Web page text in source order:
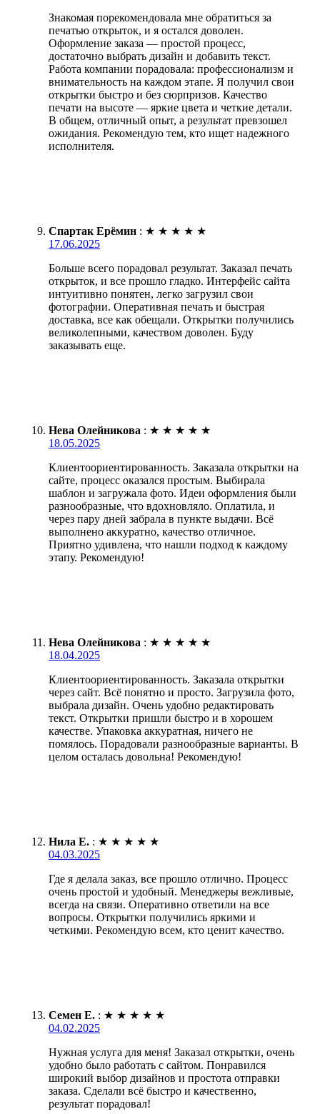
Знакомая порекомендовала мне обратиться за
печатью открыток, и я остался доволен.
Оформление заказа — простой процесс,
достаточно выбрать дизайн и добавить текст.
Работа компании порадовала: профессионализм и
внимательность на каждом этапе. Я получил свои
открытки быстро и без сюрпризов. Качество
печати на высоте — яркие цвета и четкие детали.
В общем, отличный опыт, а результат превзошел
ожидания. Рекомендую тем, кто ищет надежного
исполнителя.
Спартак Ерёмин : ★ ★ ★ ★ ★
17.06.2025
Больше всего порадовал результат. Заказал печать
открыток, и все прошло гладко. Интерфейс сайта
интуитивно понятен, легко загрузил свои
фотографии. Оперативная печать и быстрая
доставка, все как обещали. Открытки получились
великолепными, качеством доволен. Буду
заказывать еще.
Нева Олейникова : ★ ★ ★ ★ ★
18.05.2025
Клиентоориентированность. Заказала открытки на
сайте, процесс оказался простым. Выбирала
шаблон и загружала фото. Идеи оформления были
разнообразные, что вдохновляло. Оплатила, и
через пару дней забрала в пункте выдачи. Всё
выполнено аккуратно, качество отличное.
Приятно удивлена, что нашли подход к каждому
этапу. Рекомендую!
Нева Олейникова : ★ ★ ★ ★ ★
18.04.2025
Клиентоориентированность. Заказала открытки
через сайт. Всё понятно и просто. Загрузила фото,
выбрала дизайн. Очень удобно редактировать
текст. Открытки пришли быстро и в хорошем
качестве. Упаковка аккуратная, ничего не
помялось. Порадовали разнообразные варианты. В
целом осталась довольна! Рекомендую!
Нила Е. : ★ ★ ★ ★ ★
04.03.2025
Где я делала заказ, все прошло отлично. Процесс
очень простой и удобный. Менеджеры вежливые,
всегда на связи. Оперативно ответили на все
вопросы. Открытки получились яркими и
четкими. Рекомендую всем, кто ценит качество.
Семен Е. : ★ ★ ★ ★ ★
04.02.2025
Нужная услуга для меня! Заказал открытки, очень
удобно было работать с сайтом. Понравился
широкий выбор дизайнов и простота отправки
заказа. Сделали всё быстро и качественно,
результат порадовал!